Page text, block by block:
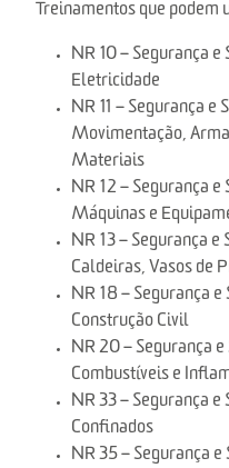
Treinamentos que podem
NR 10 – Segurança e
Eletricidade
NR 11 – Segurança e
Movimentação,
Materiais
NR 12 – Segurança e
Máquinas e
NR 13 – Segurança e
Caldeiras, Vasos de
NR 18 – Segurança e
Construção Civil
NR 20 – Segurança
Combustíveis e
NR 33 – Segurança e
Confinados
NR 35 – Segurança